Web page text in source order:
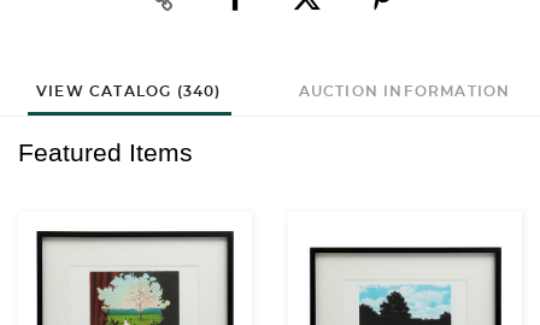
VIEW CATALOG (340) AUCTION INFORMATION
Featured Items